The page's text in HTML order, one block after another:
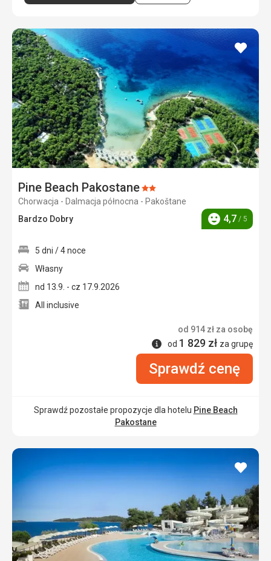
Pine Beach PakostaneOcena:
2/5
Chorwacja - Dalmacja północna - Pakoštane
Bardzo Dobry
Ocena
4,7 / 5
dodaj
5 dni / 4 noce
Własny
nd 13.9. - cz 17.9.2026
All inclusive
od 914 zł za osobę
Informacje
od 1 829 zł za grupę
Sprawdź cenę
Sprawdź pozostałe propozycje dla hotelu Pine Beach
Pakostane
dodaj